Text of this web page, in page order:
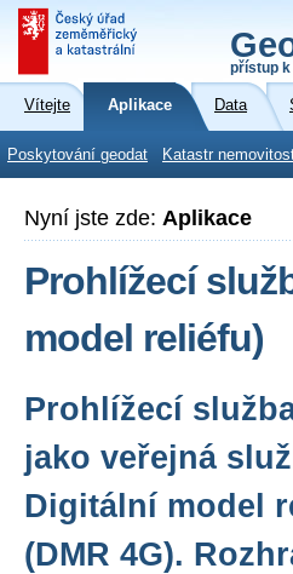
přístup k
Vítejte Aplikace Data
Poskytování geodat Katastr
Nyní jste zde: Aplikace
Prohlížecí
model reliéfu)
Prohlížecí
jako veřejná
Digitální model
(DMR 4G).